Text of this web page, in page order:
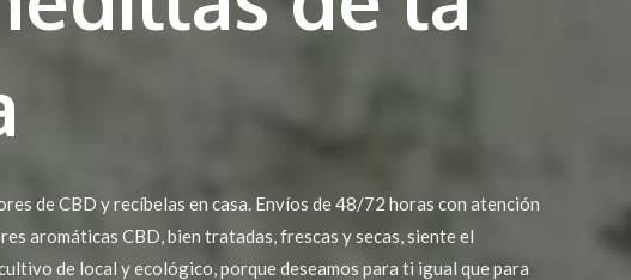
de CBD y recíbelas en casa. Envíos de 48/72 horas con atención
aromáticas CBD, bien tratadas, frescas y secas, siente el
de local y ecológico, porque deseamos para ti igual que para